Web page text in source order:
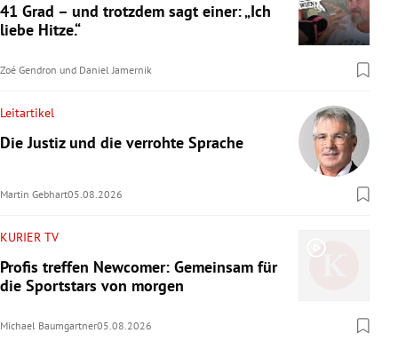
41 Grad – und trotzdem sagt einer: „Ich
liebe Hitze.“
Zoé Gendron und Daniel Jamernik
Leitartikel
Die Justiz und die verrohte Sprache
Martin Gebhart05.08.2026
KURIER TV
Profis treffen Newcomer: Gemeinsam für
die Sportstars von morgen
Michael Baumgartner05.08.2026